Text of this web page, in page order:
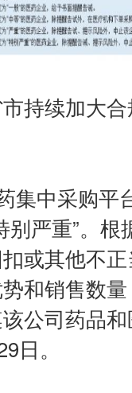
续加大合
中采购平
别严重”。
或其他不
和销售数
公司药品
日。